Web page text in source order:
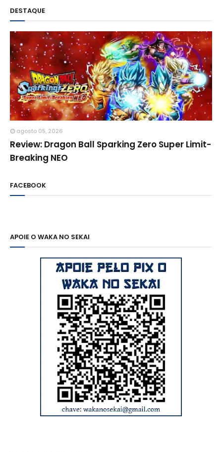
DESTAQUE
agosto 05, 2026
Review: Dragon Ball Sparking Zero Super Limit-
Breaking NEO
FACEBOOK
APOIE O WAKA NO SEKAI